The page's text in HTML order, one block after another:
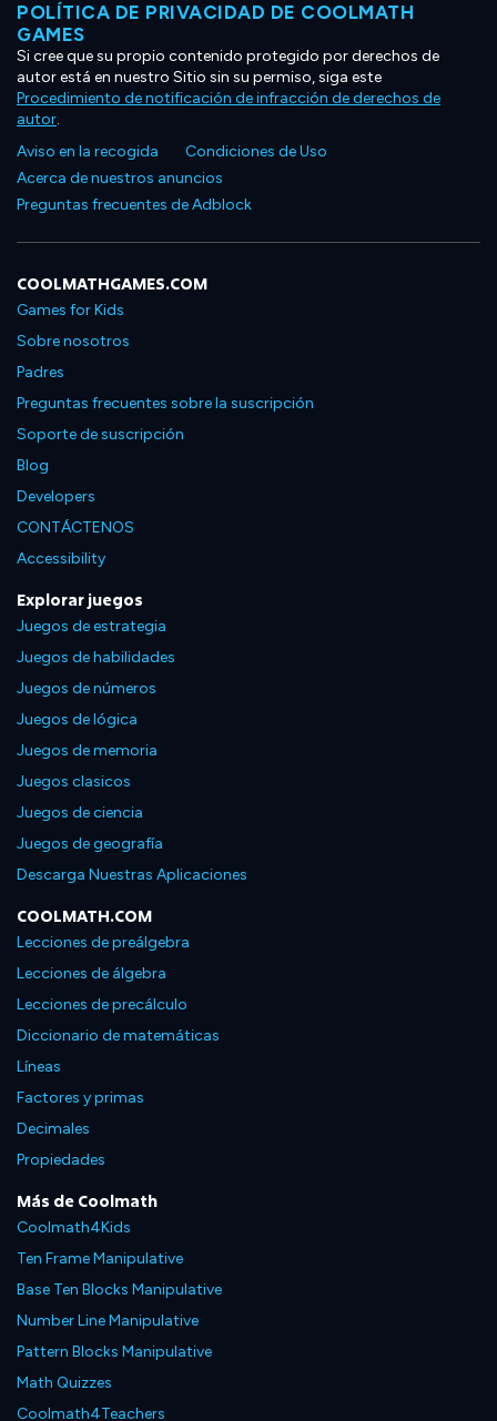
POLÍTICA DE PRIVACIDAD DE COOLMATH
GAMES
Si cree que su propio contenido protegido por derechos de
autor está en nuestro Sitio sin su permiso, siga este
Procedimiento de notificación de infracción de derechos de
autor.
Aviso en la recogida
Condiciones de Uso
Acerca de nuestros anuncios
Preguntas frecuentes de Adblock
COOLMATHGAMES.COM
Games for Kids
Sobre nosotros
Padres
Preguntas frecuentes sobre la suscripción
Soporte de suscripción
Blog
Developers
CONTÁCTENOS
Accessibility
Explorar juegos
Juegos de estrategia
Juegos de habilidades
Juegos de números
Juegos de lógica
Juegos de memoria
Juegos clasicos
Juegos de ciencia
Juegos de geografía
Descarga Nuestras Aplicaciones
COOLMATH.COM
Lecciones de preálgebra
Lecciones de álgebra
Lecciones de precálculo
Diccionario de matemáticas
Líneas
Factores y primas
Decimales
Propiedades
Más de Coolmath
Coolmath4Kids
Ten Frame Manipulative
Base Ten Blocks Manipulative
Number Line Manipulative
Pattern Blocks Manipulative
Math Quizzes
Coolmath4Teachers